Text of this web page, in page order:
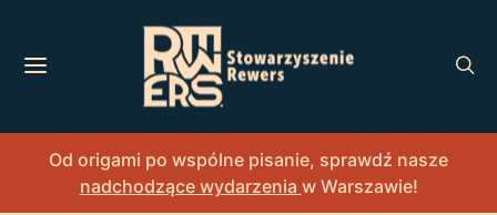
Od origami po wspólne pisanie, sprawdź nasze
nadchodzące wydarzenia w Warszawie!